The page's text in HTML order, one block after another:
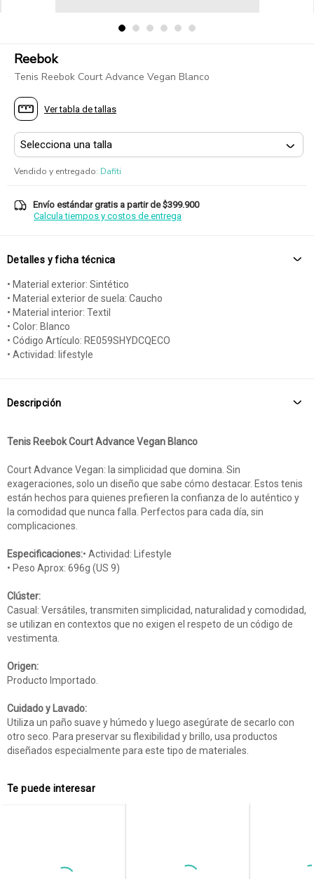
Reebok
Tenis Reebok Court Advance Vegan Blanco
Ver tabla de tallas
Vendido y entregado: Dafiti
Envío estándar gratis a partir de $399.900
Calcula tiempos y costos de entrega
Detalles y ficha técnica
• Material exterior: Sintético
• Material exterior de suela: Caucho
• Material interior: Textil
• Color: Blanco
• Código Artículo: RE059SHYDCQECO
• Actividad: lifestyle
Descripción
Tenis Reebok Court Advance Vegan Blanco
Court Advance Vegan: la simplicidad que domina. Sin
exageraciones, solo un diseño que sabe cómo destacar. Estos tenis
están hechos para quienes prefieren la confianza de lo auténtico y
la comodidad que nunca falla. Perfectos para cada día, sin
complicaciones.
Especificaciones:• Actividad: Lifestyle
• Peso Aprox: 696g (US 9)
Clúster:
Casual: Versátiles, transmiten simplicidad, naturalidad y comodidad,
se utilizan en contextos que no exigen el respeto de un código de
vestimenta.
Origen:
Producto Importado.
Cuidado y Lavado:
Utiliza un paño suave y húmedo y luego asegúrate de secarlo con
otro seco. Para preservar su flexibilidad y brillo, usa productos
diseñados especialmente para este tipo de materiales.
Te puede interesar